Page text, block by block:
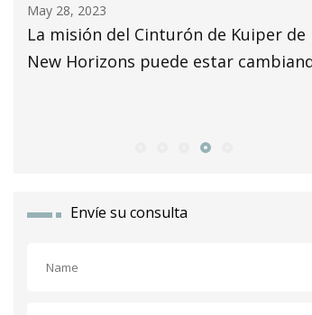
May 29, 2023
Comprobar la tensión de la correa se
vuelve más fácil para (algunas)
Envíe su consulta